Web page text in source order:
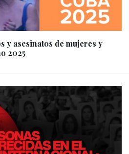
y asesinatos de mujeres y
2025